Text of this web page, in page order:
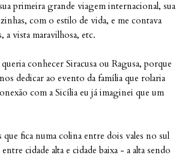
primeira grande viagem internacional, sua
com o estilo de vida, e me contava
a vista maravilhosa, etc.
conhecer Siracusa ou Ragusa, porque
dedicar ao evento da família que rolaria
com a Sicília eu já imaginei que um
que fica numa colina entre dois vales no sul
cidade alta e cidade baixa - a alta sendo